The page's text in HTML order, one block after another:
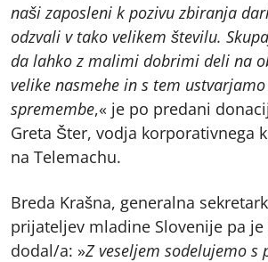
naši zaposleni k pozivu zbiranja
odzvali v tako velikem številu.
da lahko z malimi dobrimi deli na
velike nasmehe in s tem
spremembe,« je po predani
Greta Šter, vodja korporativnega
na Telemachu.
Breda Krašna, generalna
prijateljev mladine Slovenije pa
dodal/a: »Z veseljem sodelujemo s